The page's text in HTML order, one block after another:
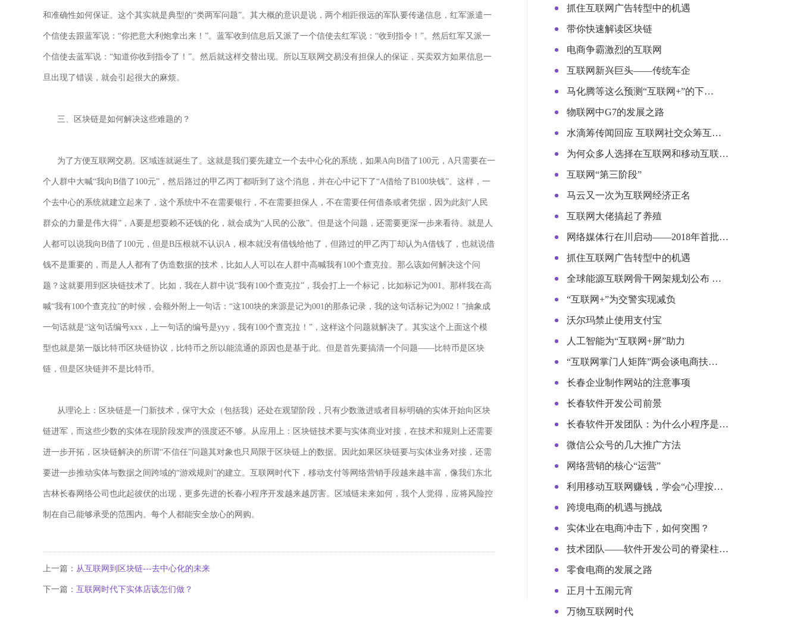
和准确性如何保证。这个其实就是典型的“类两军问题”。其大概的意识是说，两个相距很远的军队要传递信息，红军派遣一
个信使去跟蓝军说：“你把意大利炮拿出来！”。蓝军收到信息后又派了一个信使去红军说：“收到指令！”。然后红军又派一
个信使去蓝军说：“知道你收到指令了！”。然后就这样交替出现。所以互联网交易没有担保人的保证，买卖双方如果信息一
旦出现了错误，就会引起很大的麻烦。
三、区块链是如何解决这些难题的？
为了方便互联网交易。区域连就诞生了。这就是我们要先建立一个去中心化的系统，如果A向B借了100元，A只需要在一
个人群中大喊“我向B借了100元”，然后路过的甲乙丙丁都听到了这个消息，并在心中记下了“A借给了B100块钱”。这样，一
个去中心的系统就建立起来了，这个系统中不在需要银行，不在需要担保人，不在需要任何借条或者凭据，因为此刻“人民
群众的力量是伟大得”，A要是想耍赖不还钱的化，就会成为“人民的公敌”。但是这个问题，还需要更深一步来看待。就是人
人都可以说我向B借了100元，但是B压根就不认识A，根本就没有借钱给他了，但路过的甲乙丙丁却认为A借钱了，也就说借
钱不是重要的，而是人人都有了伪造数据的技术，比如人人可以在人群中高喊我有100个查克拉。那么该如何解决这个问
题？这就要用到区块链技术了。比如，我在人群中说“我有100个查克拉”，我会打上一个标记，比如标记为001。那样我在高
喊“我有100个查克拉”的时候，会额外附上一句话：“这100块的来源是记为001的那条记录，我的这句话标记为002！”抽象成
一句话就是“这句话编号xxx，上一句话的编号是yyy，我有100个查克拉！”，这样这个问题就解决了。其实这个上面这个模
型也就是第一版比特币区块链协议，比特币之所以能流通的原因也是基于此。但是首先要搞清一个问题——比特币是区块
链，但是区块链并不是比特币。
从理论上：区块链是一门新技术，保守大众（包括我）还处在观望阶段，只有少数激进或者目标明确的实体开始向区块
链进军，而这些少数的实体在现阶段发声的强度还不够。从应用上：区块链技术要与实体商业对接，在技术和规则上还需要
进一步开拓，区块链解决的所谓“不信任”问题其对象也只局限于区块链上的数据。因此如果区块链要与实体业务对接，还需
要进一步推动实体与数据之间跨域的“游戏规则”的建立。互联网时代下，移动支付等网络营销手段越来越丰富，像我们东北
吉林长春网络公司也此起彼伏的出现，更多先进的长春小程序开发越来越厉害。区域链未来如何，我个人觉得，应将风险控
制在自己能够承受的范围内。每个人都能安全放心的网购。
上一篇： 从互联网到区块链---去中心化的未来
下一篇： 互联网时代下实体店该怎们做？
抓住互联网广告转型中的机遇
带你快速解读区块链
电商争霸激烈的互联网
互联网新兴巨头——传统车企
马化腾等这么预测“互联网+”的下…
物联网中G7的发展之路
水滴筹传闻回应 互联网社交众筹互…
为何众多人选择在互联网和移动互联…
互联网“第三阶段”
马云又一次为互联网经济正名
互联网大佬搞起了养殖
网络媒体行在川启动——2018年首批…
抓住互联网广告转型中的机遇
全球能源互联网骨干网架规划公布 …
“互联网+”为交警实现减负
沃尔玛禁止使用支付宝
人工智能为“互联网+屏”助力
“互联网掌门人矩阵”两会谈电商扶…
长春企业制作网站的注意事项
长春软件开发公司前景
长春软件开发团队：为什么小程序是…
微信公众号的几大推广方法
网络营销的核心“运营”
利用移动互联网赚钱，学会“心理按…
跨境电商的机遇与挑战
实体业在电商冲击下，如何突围？
技术团队——软件开发公司的脊梁柱…
零食电商的发展之路
正月十五闹元宵
万物互联网时代